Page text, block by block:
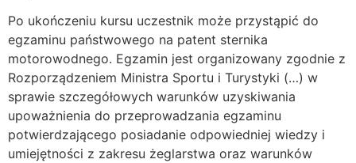
Po ukończeniu kursu uczestnik może przystąpić do
egzaminu państwowego na patent sternika
motorowodnego. Egzamin jest organizowany zgodnie z
Rozporządzeniem Ministra Sportu i Turystyki (…) w
sprawie szczegółowych warunków uzyskiwania
upoważnienia do przeprowadzania egzaminu
potwierdzającego posiadanie odpowiedniej wiedzy i
umiejętności z zakresu żeglarstwa oraz warunków